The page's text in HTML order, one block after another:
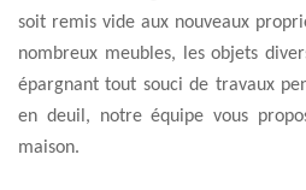
soit remis vide aux nouveaux
nombreux meubles, les objets
épargnant tout souci de travaux
en deuil, notre équipe vous
maison.